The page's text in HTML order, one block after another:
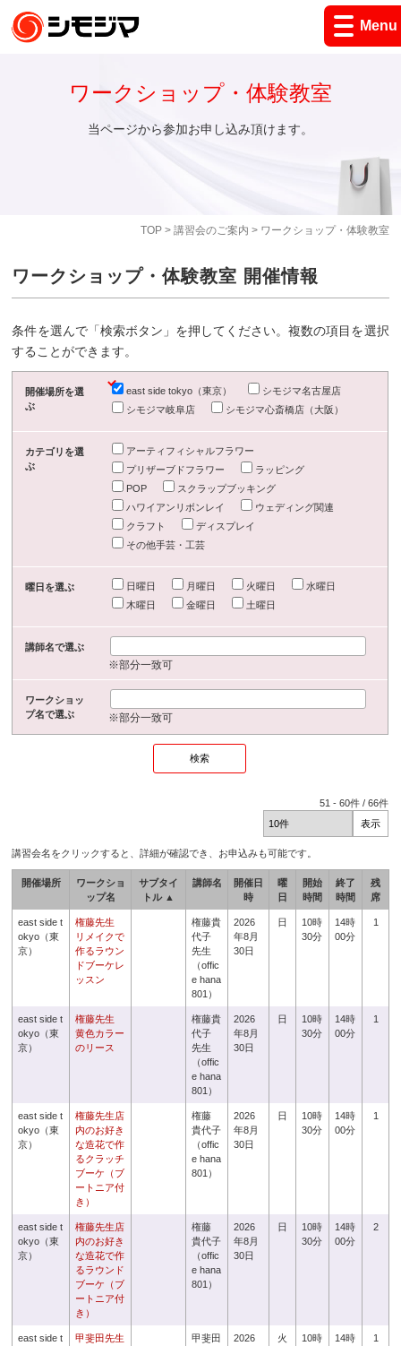
Menu
TOP> 講習会のご案内 > ワークショップ・体験教室
ワークショップ・体験教室
当ページから参加お申し込み頂けます。
ワークショップ・体験教室 開催情報
条件を選んで「検索ボタン」を押してください。複数の項目を選択
することができます。
開催場所を選
ぶ
east side tokyo（東京）
シモジマ名古屋店
シモジマ岐阜店
シモジマ心斎橋店（大阪）
カテゴリを選
ぶ
アーティフィシャルフラワー
プリザーブドフラワー
ラッピング
POP
スクラップブッキング
ハワイアンリボンレイ
ウェディング関連
クラフト
ディスプレイ
その他手芸・工芸
曜日を選ぶ 日曜日 月曜日 火曜日
水曜日
木曜日
金曜日 土曜日
講師名で選ぶ
※部分一致可
ワークショッ
プ名で選ぶ
※部分一致可
51 -60件 /66件
講習会名をクリックすると、詳細が確認でき、お申込みも可能です。
開催場所
ワークショ
ップ名
サブタイ
トル ▲
講師名
開催日
時
曜
日
開始
時間
終了
時間
残
席
east side t
okyo（東
京）
権藤先生
リメイクで
作るラウン
ドブーケレ
ッスン
権藤貴
代子
先生
（offic
e hana
801）
2026
年8月
30日
日
10時
30分
14時
00分
1
east side t
okyo（東
京）
権藤先生
黄色カラー
のリース
権藤貴
代子
先生
（offic
e hana
801）
2026
年8月
30日
日
10時
30分
14時
00分
1
east side t
okyo（東
京）
権藤先生店
内のお好き
な造花で作
るクラッチ
ブーケ（ブ
ートニア付
き）
権藤
貴代子
（offic
e hana
801）
2026
年8月
30日
日
10時
30分
14時
00分
1
east side t
okyo（東
京）
権藤先生店
内のお好き
な造花で作
るラウンド
ブーケ（ブ
ートニア付
き）
権藤
貴代子
（offic
e hana
801）
2026
年8月
30日
日
10時
30分
14時
00分
2
east side t
甲斐田先生
甲斐田
2026
火
10時
14時
1